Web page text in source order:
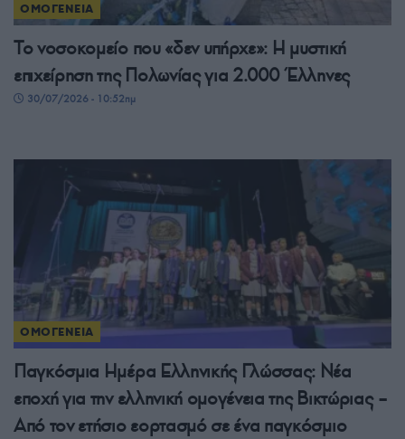
ΟΜΟΓΕΝΕΙΑ
Το νοσοκομείο που «δεν υπήρχε»: Η μυστική
επιχείρηση της Πολωνίας για 2.000 Έλληνες
30/07/2026 - 10:52πμ
ΟΜΟΓΕΝΕΙΑ
Παγκόσμια Ημέρα Ελληνικής Γλώσσας: Νέα
εποχή για την ελληνική ομογένεια της Βικτώριας –
Από τον ετήσιο εορτασμό σε ένα παγκόσμιο